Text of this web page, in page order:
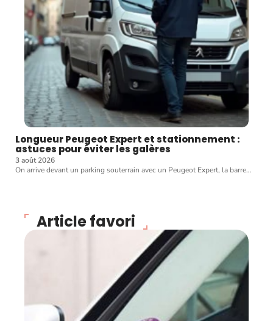
Longueur Peugeot Expert et stationnement :
astuces pour éviter les galères
3 août 2026
On arrive devant un parking souterrain avec un Peugeot Expert, la barre…
Article favori